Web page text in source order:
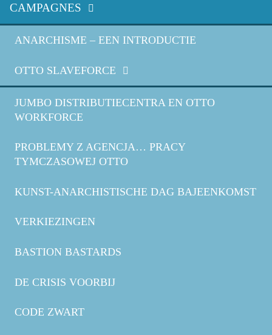
CAMPAGNES
ANARCHISME – EEN INTRODUCTIE
OTTO SLAVEFORCE
JUMBO DISTRIBUTIECENTRA EN OTTO
WORKFORCE
PROBLEMY Z AGENCJA… PRACY
TYMCZASOWEJ OTTO
KUNST-ANARCHISTISCHE DAG BAJEENKOMST
VERKIEZINGEN
BASTION BASTARDS
DE CRISIS VOORBIJ
CODE ZWART